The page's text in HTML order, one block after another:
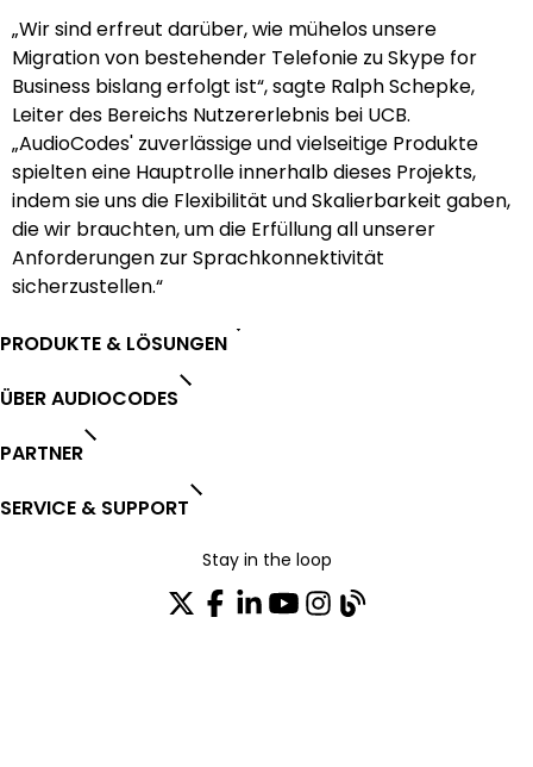
„Wir sind erfreut darüber, wie mühelos unsere
Migration von bestehender Telefonie zu Skype for
Business bislang erfolgt ist“, sagte Ralph Schepke,
Leiter des Bereichs Nutzererlebnis bei UCB.
„AudioCodes' zuverlässige und vielseitige Produkte
spielten eine Hauptrolle innerhalb dieses Projekts,
indem sie uns die Flexibilität und Skalierbarkeit gaben,
die wir brauchten, um die Erfüllung all unserer
Anforderungen zur Sprachkonnektivität
sicherzustellen.“
PRODUKTE & LÖSUNGEN
ÜBER AUDIOCODES
PARTNER
SERVICE & SUPPORT
Stay in the loop